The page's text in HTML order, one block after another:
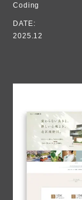
Coding
DATE:
2025.12